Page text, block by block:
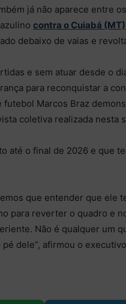
já não aparece entre
contra o Cuiabá (MT)
debaixo de vaias e
e sem atuar desde o
para reconquistar a
Marcos Braz
coletiva realizada nesta
até o final de 2026 e que
que entender que ele
para reverter o quadro e
Não é qualquer um
dele”, afirmou o